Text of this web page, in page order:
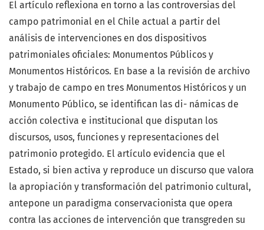
El artículo reflexiona en torno a las controversias del
campo patrimonial en el Chile actual a partir del
análisis de intervenciones en dos dispositivos
patrimoniales oficiales: Monumentos Públicos y
Monumentos Históricos. En base a la revisión de archivo
y trabajo de campo en tres Monumentos Históricos y un
Monumento Público, se identifican las di- námicas de
acción colectiva e institucional que disputan los
discursos, usos, funciones y representaciones del
patrimonio protegido. El artículo evidencia que el
Estado, si bien activa y reproduce un discurso que valora
la apropiación y transformación del patrimonio cultural,
antepone un paradigma conservacionista que opera
contra las acciones de intervención que transgreden su